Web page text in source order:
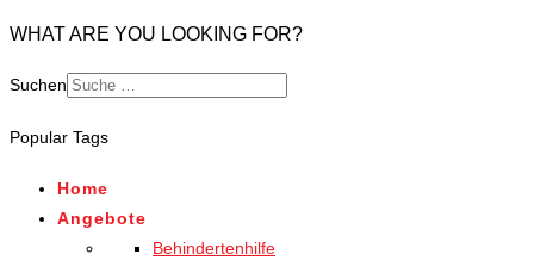
WHAT ARE YOU LOOKING FOR?
Suchen
Popular Tags
Home
Angebote
Behindertenhilfe